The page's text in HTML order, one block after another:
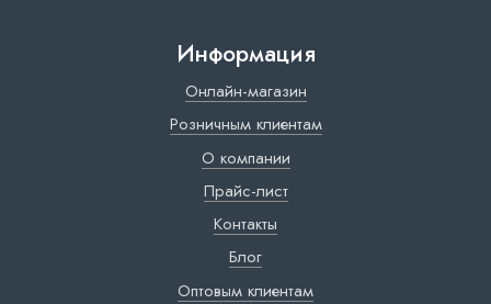
Информация
Онлайн-магазин
Розничным клиентам
О компании
Прайс-лист
Контакты
Блог
Оптовым клиентам